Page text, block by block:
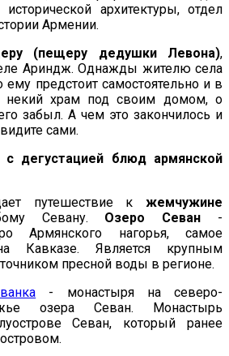
архитектуры, отдел
Армении.
(пещеру дедушки Левона),
Ариндж. Однажды жителю села
предстоит самостоятельно и в
некий храм под своим домом, о
забыл. А чем это закончилось и
сами.
дегустацией блюд армянской
путешествие к жемчужине
Севану. Озеро Севан -
Армянского нагорья, самое
Кавказе. Является крупным
пресной воды в регионе.
- монастыря на северо-
озера Севан. Монастырь
Севан, который ранее